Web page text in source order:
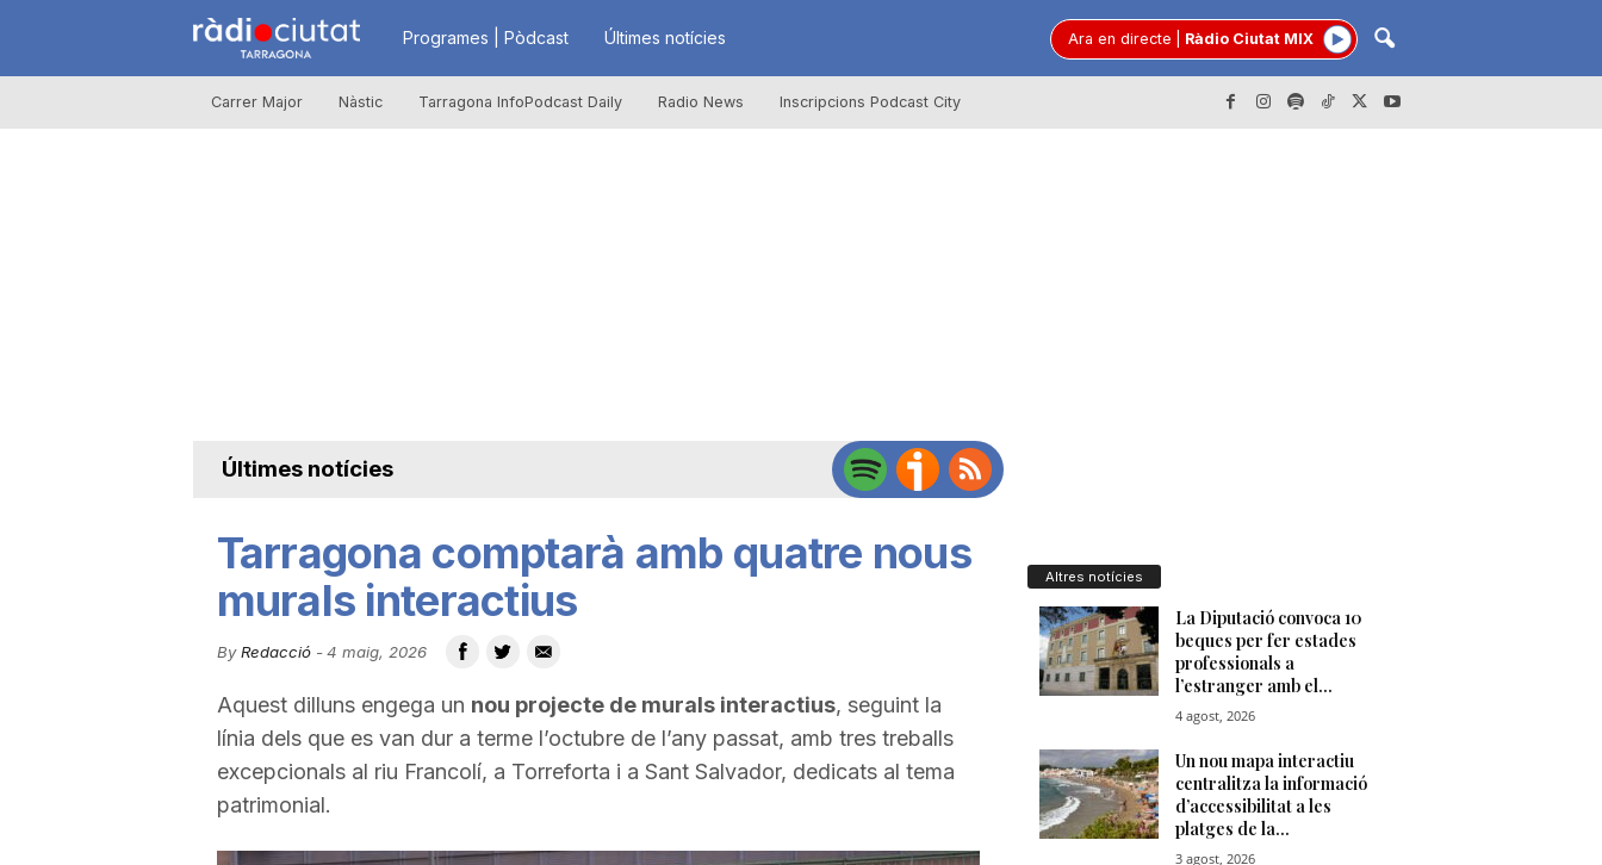
R
à
u
t
Programes | Pòdcast Últimes notícies Ara en directe Ràdio Ciutat MIX
Carrer Major Nàstic Tarragona InfoPodcast Daily Radio News Inscripcions Podcast City
Últimes notícies
Tarragona comptarà amb quatre nous
murals interactius
By Redacció- 4 maig, 2026
Aquest dilluns engega un nou projecte de murals interactius, seguint la
línia dels que es van dur a terme l’octubre de l’any passat, amb tres treballs
excepcionals al riu Francolí, a Torreforta i a Sant Salvador, dedicats al tema
patrimonial.
Altres notícies